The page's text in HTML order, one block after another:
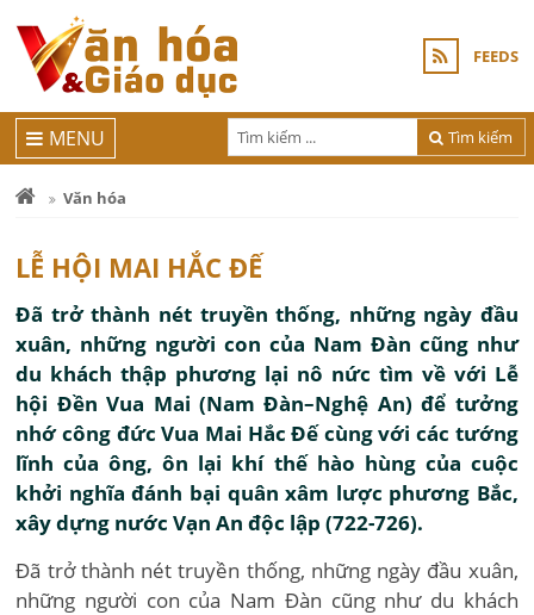
FEEDS
Tìm kiếm
MENU
Văn hóa
LỄ HỘI MAI HẮC ĐẾ
Đã trở thành nét truyền thống, những ngày đầu
xuân, những người con của Nam Đàn cũng như
du khách thập phương lại nô nức tìm về với Lễ
hội Đền Vua Mai (Nam Đàn–Nghệ An) để tưởng
nhớ công đức Vua Mai Hắc Đế cùng với các tướng
lĩnh của ông, ôn lại khí thế hào hùng của cuộc
khởi nghĩa đánh bại quân xâm lược phương Bắc,
xây dựng nước Vạn An độc lập (722-726).
Đã trở thành nét truyền thống, những ngày đầu xuân,
những người con của Nam Đàn cũng như du khách